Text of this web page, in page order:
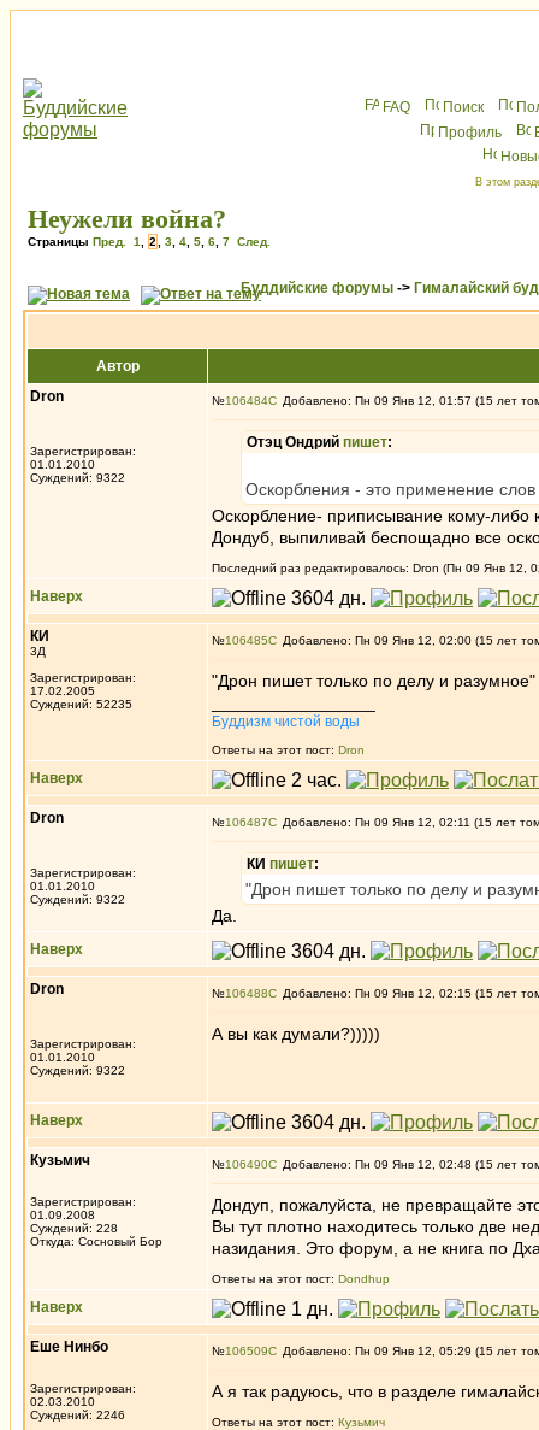
FAQ Поиск
Профиль
В этом
Неужели война?
Страницы Пред. 1 2 3 4 5 6 7 След.
Буддийские форумы -> Гималайский
Автор
Dron
Зарегистрирован:
01.01.2010
Суждений: 9322
№106484 Добавлено: Пн 09 Янв 12, 01:57 (15 лет
Отэц Ондрий пишет:
Оскорбления - это применение
Оскорбление- приписывание кому-
Дондуб, выпиливай беспощадно все
Последний раз редактировалось: Dron (Пн 09 Янв 12,
Наверх
КИ
3Д
Зарегистрирован:
17.02.2005
Суждений: 52235
№106485 Добавлено: Пн 09 Янв 12, 02:00 (15 лет
"Дрон пишет только по делу и разумное"
Буддизм чистой воды
Ответы на этот пост: Dron
Наверх
Dron
Зарегистрирован:
01.01.2010
Суждений: 9322
№106487 Добавлено: Пн 09 Янв 12, 02:11 (15 лет
КИ пишет:
"Дрон пишет только по делу и
Да.
Наверх
Dron
Зарегистрирован:
01.01.2010
Суждений: 9322
№106488 Добавлено: Пн 09 Янв 12, 02:15 (15 лет
А вы как думали?)))))
Наверх
Кузьмич
Зарегистрирован:
01.09.2008
Суждений: 228
Откуда: Сосновый Бор
№106490 Добавлено: Пн 09 Янв 12, 02:48 (15 лет
Дондуп, пожалуйста, не превращайте
Вы тут плотно находитесь только две
назидания. Это форум, а не книга по
Ответы на этот пост: Dondhup
Наверх
Еше Нинбо
Зарегистрирован:
02.03.2010
Суждений: 2246
№106509 Добавлено: Пн 09 Янв 12, 05:29 (15 лет
А я так радуюсь, что в разделе
Ответы на этот пост: Кузьмич